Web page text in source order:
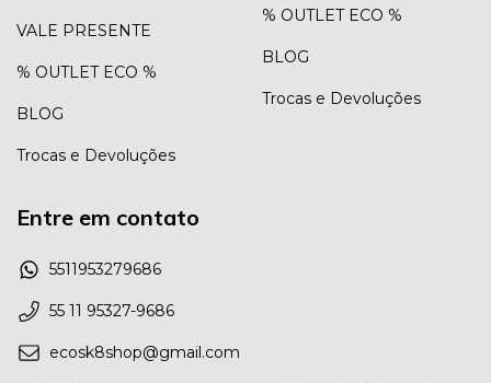
VALE PRESENTE
% OUTLET ECO %
BLOG
Trocas e Devoluções
% OUTLET ECO %
BLOG
Trocas e Devoluções
Entre em contato
5511953279686
55 11 95327-9686
ecosk8shop@gmail.com